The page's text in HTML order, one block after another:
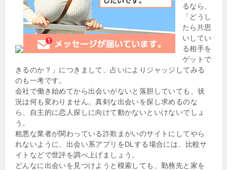
るなら、
「どうし
たら片思
いしてい
る相手を
ゲットで
きるのか？」につきまして、占いによりジャッジしてみる
のも一考です。
会社で働き始めてから出会いがないと落胆していても、状
況は何も変わりません。真剣な出会いを探し求めるのな
ら、自主的に恋人探しに向けて動かないといけないでしょ
う。
粗悪な業者が関わっている詐欺まがいのサイトにしてやら
れないように、出会い系アプリをDLする場合には、比較サ
イトなどで世評を調べ上げましょう。
どんなに出会いを見つけようと模索しても、勤務先と家を